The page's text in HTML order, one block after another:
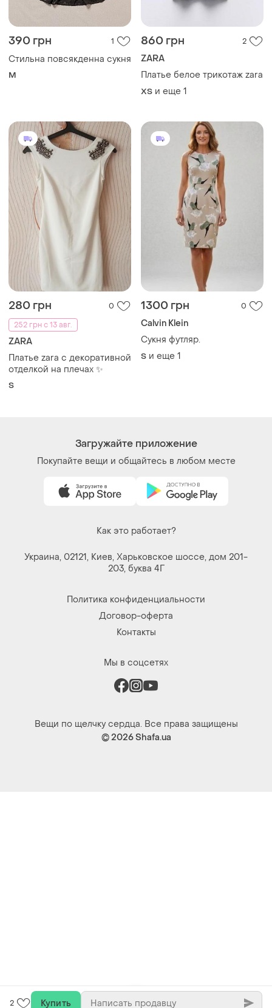
390 грн 1
Стильна повсякденна сукня
M
860 грн 2
ZARA
Платье белое трикотаж zara
ХS и еще 1
280 грн
0
252 грн с 13 авг.
ZARA
Платье zara с декоративной
отделкой на плечах ✨
S
1300 грн 0
Calvin Klein
Сукня футляр.
S и еще 1
2 Купить
Загружайте приложение
Покупайте вещи и общайтесь в любом месте
Как это работает?
Украина, 02121, Киев, Харьковское шоссе, дом 201-
203, буква 4Г
Политика конфиденциальности
Договор-оферта
Контакты
Мы в соцсетях
Вещи по щелчку сердца. Все права защищены
© 2026Shafa.ua